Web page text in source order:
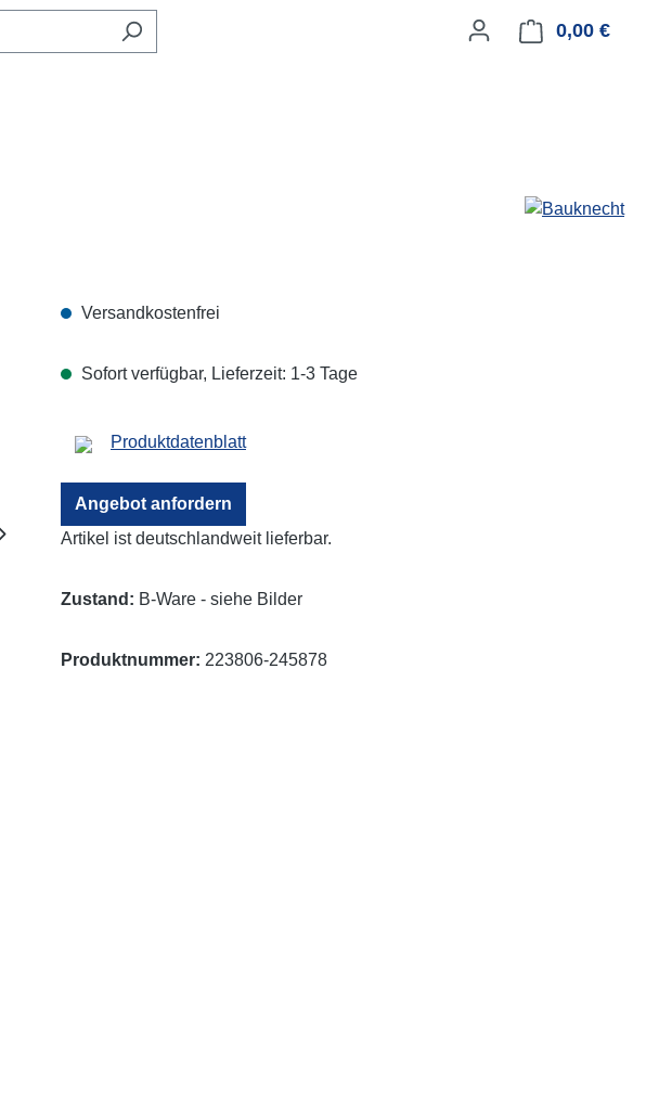
0,00 €
Versandkostenfrei
Sofort verfügbar, Lieferzeit: 1-3 Tage
Produktdatenblatt
Angebot anfordern
Artikel ist deutschlandweit lieferbar.
Zustand: B-Ware - siehe Bilder
Produktnummer: 223806-245878